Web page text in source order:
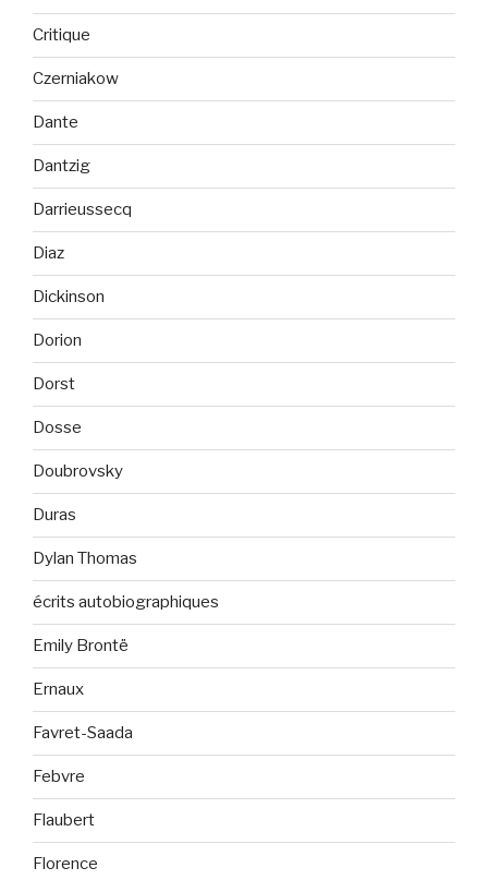
Critique
Czerniakow
Dante
Dantzig
Darrieussecq
Diaz
Dickinson
Dorion
Dorst
Dosse
Doubrovsky
Duras
Dylan Thomas
écrits autobiographiques
Emily Brontë
Ernaux
Favret-Saada
Febvre
Flaubert
Florence